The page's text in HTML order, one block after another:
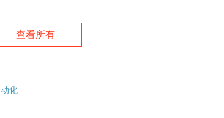
查看所有
化